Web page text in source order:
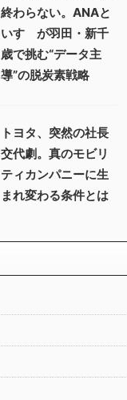
終わらない。ANAと
いすゞが羽田・新千
歳で挑む“データ主
導”の脱炭素戦略
トヨタ、突然の社長
交代劇。真のモビリ
ティカンパニーに生
まれ変わる条件とは